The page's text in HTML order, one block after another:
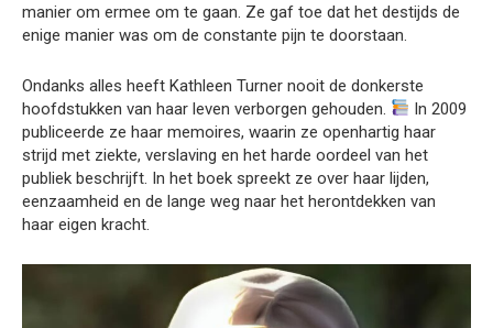
manier om ermee om te gaan. Ze gaf toe dat het destijds de
enige manier was om de constante pijn te doorstaan.
Ondanks alles heeft Kathleen Turner nooit de donkerste
hoofdstukken van haar leven verborgen gehouden.
In 2009
publiceerde ze haar memoires, waarin ze openhartig haar
strijd met ziekte, verslaving en het harde oordeel van het
publiek beschrijft. In het boek spreekt ze over haar lijden,
eenzaamheid en de lange weg naar het herontdekken van
haar eigen kracht.